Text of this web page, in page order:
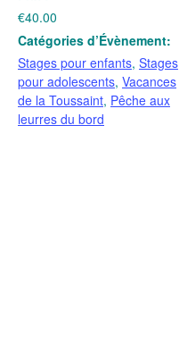
€40.00
Catégories d’Évènement:
Stages pour enfants, Stages
pour adolescents, Vacances
de la Toussaint, Pêche aux
leurres du bord